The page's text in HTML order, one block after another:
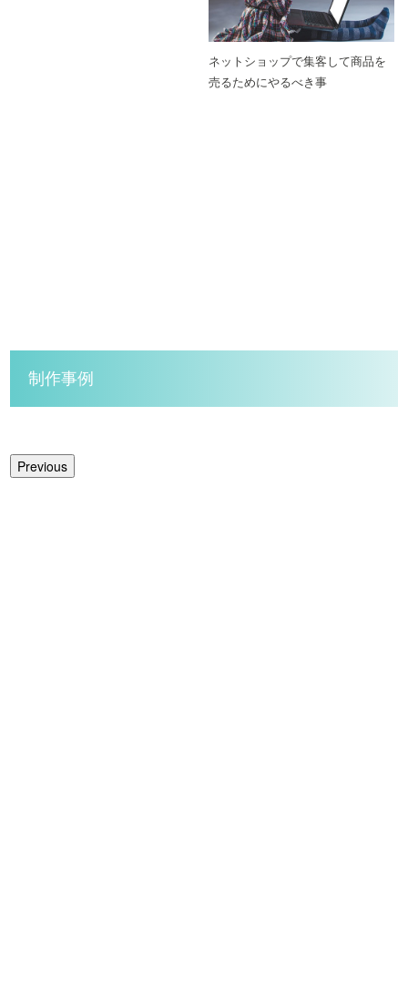
ネットショップで集客して商品を
売るためにやるべき事
制作事例
Previous